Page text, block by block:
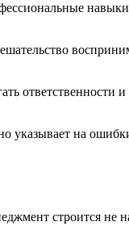
навыки
ответственности
на
строится не